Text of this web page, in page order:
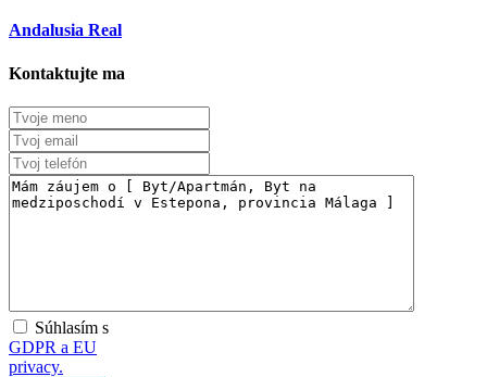
Andalusia Real
Kontaktujte ma
Súhlasím s
GDPR a EU
privacy.